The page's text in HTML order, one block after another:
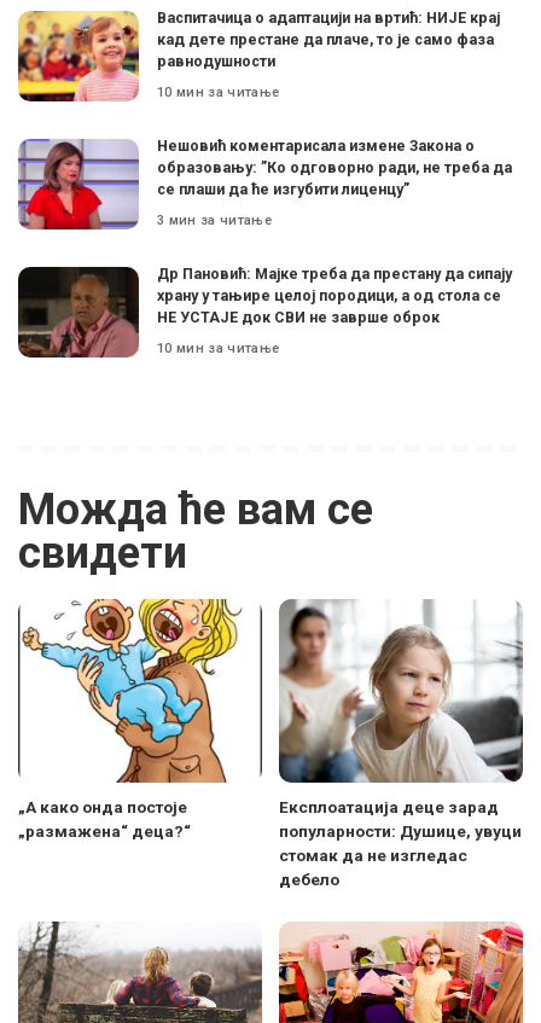
Васпитачица о адаптацији на вртић: НИЈЕ крај
кад дете престане да плаче, то је само фаза
равнодушности
10 мин за читање
Нешовић коментарисала измене Закона о
образовању: ”Ко одговорно ради, не треба да
се плаши да ће изгубити лиценцу”
3 мин за читање
Др Пановић: Мајке треба да престану да сипају
храну у тањире целој породици, а од стола се
НЕ УСТАЈЕ док СВИ не заврше оброк
10 мин за читање
Можда ће вам се
свидети
„А како онда постоје
„размажена“ деца?“
Експлоатација деце зарад
популарности: Душице, увуци
стомак да не изгледас
дебело